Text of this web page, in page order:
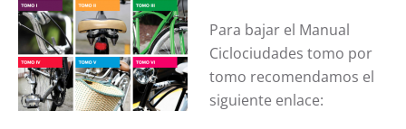
Para bajar el Manual
Ciclociudades tomo por
tomo recomendamos el
siguiente enlace: